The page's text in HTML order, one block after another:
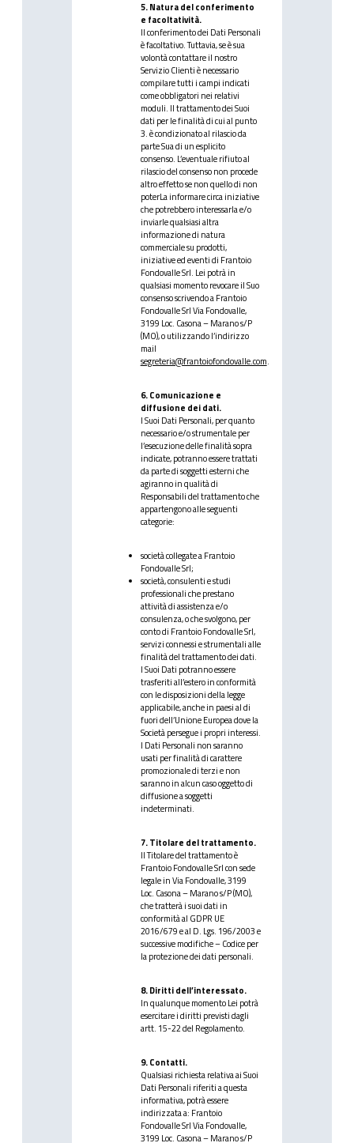
5. Natura del conferimento
e facoltatività.
Il conferimento dei Dati Personali
è facoltativo. Tuttavia, se è sua
volontà contattare il nostro
Servizio Clienti è necessario
compilare tutti i campi indicati
come obbligatori nei relativi
moduli. Il trattamento dei Suoi
dati per le finalità di cui al punto
3. è condizionato al rilascio da
parte Sua di un esplicito
consenso. L’eventuale rifiuto al
rilascio del consenso non procede
altro effetto se non quello di non
poterLa informare circa iniziative
che potrebbero interessarla e/o
inviarle qualsiasi altra
informazione di natura
commerciale su prodotti,
iniziative ed eventi di Frantoio
Fondovalle Srl. Lei potrà in
qualsiasi momento revocare il Suo
consenso scrivendo a Frantoio
Fondovalle Srl Via Fondovalle,
3199 Loc. Casona – Marano s/P
(MO), o utilizzando l’indirizzo
mail
segreteria@frantoiofondovalle.com.
6. Comunicazione e
diffusione dei dati.
I Suoi Dati Personali, per quanto
necessario e/o strumentale per
l’esecuzione delle finalità sopra
indicate, potranno essere trattati
da parte di soggetti esterni che
agiranno in qualità di
Responsabili del trattamento che
appartengono alle seguenti
categorie:
società collegate a Frantoio
Fondovalle Srl;
società, consulenti e studi
professionali che prestano
attività di assistenza e/o
consulenza, o che svolgono, per
conto di Frantoio Fondovalle Srl,
servizi connessi e strumentali alle
finalità del trattamento dei dati.
I Suoi Dati potranno essere
trasferiti all’estero in conformità
con le disposizioni della legge
applicabile, anche in paesi al di
fuori dell’Unione Europea dove la
Società persegue i propri interessi.
I Dati Personali non saranno
usati per finalità di carattere
promozionale di terzi e non
saranno in alcun caso oggetto di
diffusione a soggetti
indeterminati.
7. Titolare del trattamento.
Il Titolare del trattamento è
Frantoio Fondovalle Srl con sede
legale in Via Fondovalle, 3199
Loc. Casona – Marano s/P (MO),
che tratterà i suoi dati in
conformità al GDPR UE
2016/679 e al D. Lgs. 196/2003 e
successive modifiche – Codice per
la protezione dei dati personali.
8. Diritti dell’interessato.
In qualunque momento Lei potrà
esercitare i diritti previsti dagli
artt. 15-22 del Regolamento.
9. Contatti.
Qualsiasi richiesta relativa ai Suoi
Dati Personali riferiti a questa
informativa, potrà essere
indirizzata a: Frantoio
Fondovalle Srl Via Fondovalle,
3199 Loc. Casona – Marano s/P